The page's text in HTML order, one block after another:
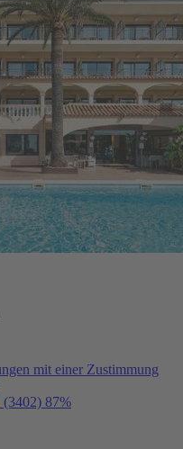
mit einer Zustimmung
(3402) 87%